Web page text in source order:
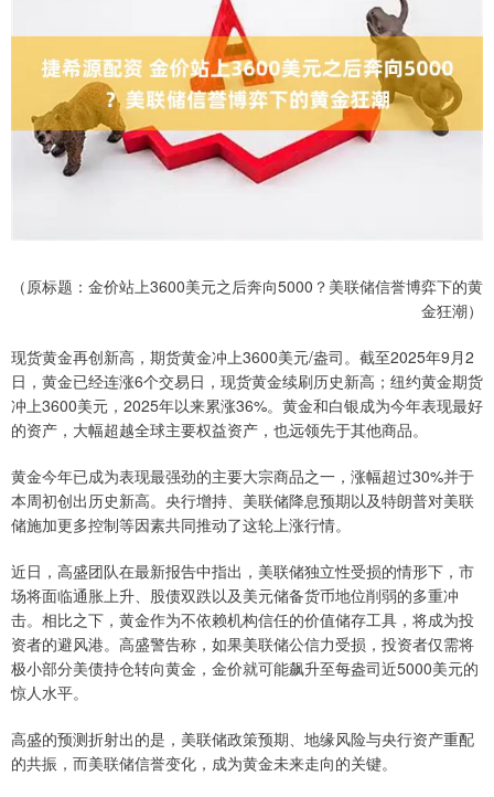
（原标题：金价站上3600美元之后奔向5000？美联储信誉博弈下的黄
金狂潮）
现货黄金再创新高，期货黄金冲上3600美元/盎司。截至2025年9月2
日，黄金已经连涨6个交易日，现货黄金续刷历史新高；纽约黄金期货
冲上3600美元，2025年以来累涨36%。黄金和白银成为今年表现最好
的资产，大幅超越全球主要权益资产，也远领先于其他商品。
黄金今年已成为表现最强劲的主要大宗商品之一，涨幅超过30%并于
本周初创出历史新高。央行增持、美联储降息预期以及特朗普对美联
储施加更多控制等因素共同推动了这轮上涨行情。
近日，高盛团队在最新报告中指出，美联储独立性受损的情形下，市
场将面临通胀上升、股债双跌以及美元储备货币地位削弱的多重冲
击。相比之下，黄金作为不依赖机构信任的价值储存工具，将成为投
资者的避风港。高盛警告称，如果美联储公信力受损，投资者仅需将
极小部分美债持仓转向黄金，金价就可能飙升至每盎司近5000美元的
惊人水平。
高盛的预测折射出的是，美联储政策预期、地缘风险与央行资产重配
的共振，而美联储信誉变化，成为黄金未来走向的关键。